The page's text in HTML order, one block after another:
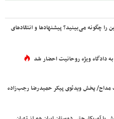
را چگونه می‌بینید؟ پیشنهادها و انتقادهای
دادگاه ویژه روحانیت احضار شد
مداح/ پخش ویدئوی پیکر حمیدرضا رجب‌زاده